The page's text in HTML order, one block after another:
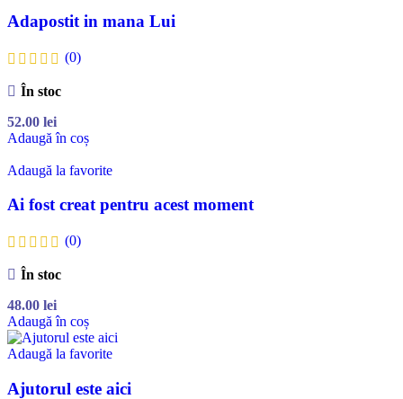
Adapostit in mana Lui
(0)
În stoc
52.00 lei
Adaugă în coș
Adaugă la favorite
Ai fost creat pentru acest moment
(0)
În stoc
48.00 lei
Adaugă în coș
Adaugă la favorite
Ajutorul este aici